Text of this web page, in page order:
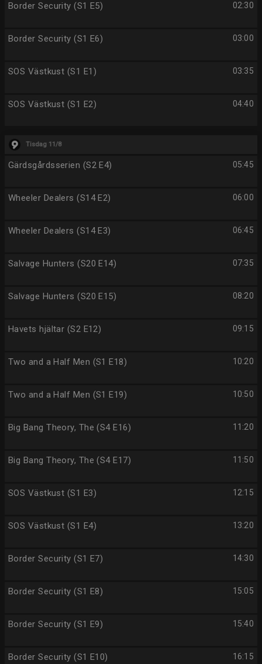
02:30
Border Security (S1 E5)
03:00
Border Security (S1 E6)
03:35
SOS Västkust (S1 E1)
04:40
SOS Västkust (S1 E2)
Tisdag 11/8
05:45
Gärdsgårdsserien (S2 E4)
06:00
Wheeler Dealers (S14 E2)
06:45
Wheeler Dealers (S14 E3)
07:35
Salvage Hunters (S20 E14)
08:20
Salvage Hunters (S20 E15)
09:15
Havets hjältar (S2 E12)
10:20
Two and a Half Men (S1 E18)
10:50
Two and a Half Men (S1 E19)
11:20
Big Bang Theory, The (S4 E16)
11:50
Big Bang Theory, The (S4 E17)
12:15
SOS Västkust (S1 E3)
13:20
SOS Västkust (S1 E4)
14:30
Border Security (S1 E7)
15:05
Border Security (S1 E8)
15:40
Border Security (S1 E9)
16:15
Border Security (S1 E10)